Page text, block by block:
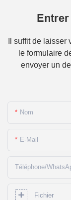
Il suffit de
le formulaire
envoyer un
Nom
E-Mail
Téléphone/
Fichier